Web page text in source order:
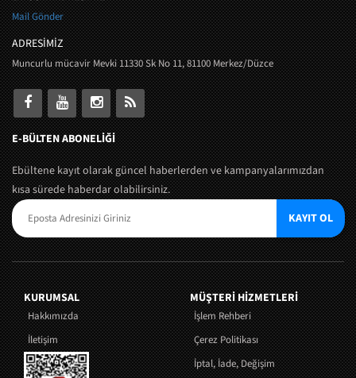
Mail Gönder
ADRESİMİZ
Muncurlu mücavir Mevki 11330 Sk No 11, 81100 Merkez/Düzce
E-BÜLTEN ABONELİĞİ
Ebültene kayıt olarak güncel haberlerden ve kampanyalarımızdan
kısa sürede haberdar olabilirsiniz.
KAYIT OL
KURUMSAL
Hakkımızda
İletişim
MÜŞTERI HIZMETLERI
İşlem Rehberi
Çerez Politikası
İptal, İade, Değişim